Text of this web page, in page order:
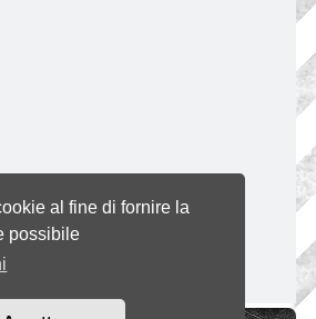
al fine di fornire la
possibile